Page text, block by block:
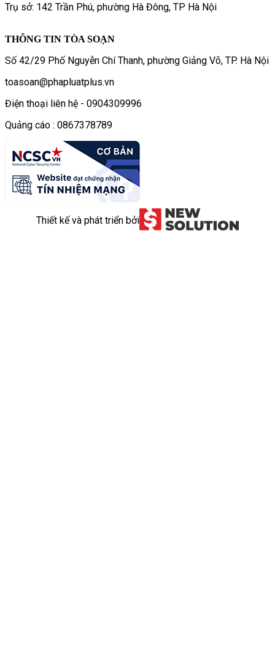
Trụ sở: 142 Trần Phú, phường Hà Đông, TP Hà Nội
THÔNG TIN TÒA SOẠN
Số 42/29 Phố Nguyễn Chí Thanh, phường Giảng Võ, TP. Hà Nội
toasoan@phapluatplus.vn
Điện thoại liên hệ - 0904309996
Quảng cáo : 0867378789
Thiết kế và phát triển bởi